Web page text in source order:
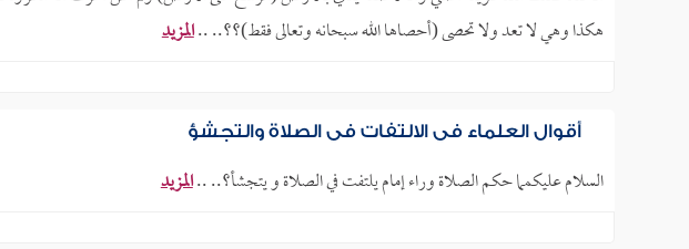
هكذا وهي لا تعد ولا تحصى (أحصاها الله سبحانه وتعالى فقط)؟؟.. ..المزيد
أقوال العلماء في الالتفات في الصلاة والتجشؤ
السلام عليكمما حكم الصلاة وراء إمام يلتفت في الصلاة و يتجشأ؟.. ..المزيد